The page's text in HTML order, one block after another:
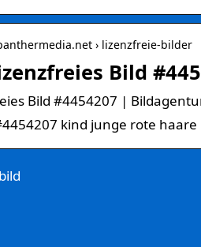
› lizenzfreie-bilder
Bild
Bild #4454207 |
kind junge rote